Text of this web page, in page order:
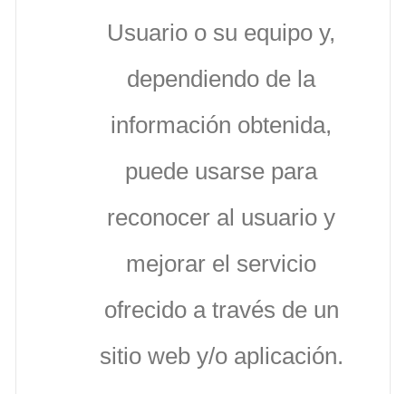
Usuario o su equipo y,
dependiendo de la
información obtenida,
puede usarse para
reconocer al usuario y
mejorar el servicio
ofrecido a través de un
sitio web y/o aplicación.